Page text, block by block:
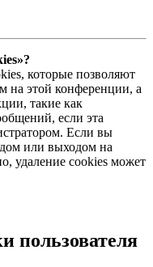
которые позволяют
на этой конференции, а
такие как
если эта
Если вы
или выходом на
удаление cookies может
пользователя